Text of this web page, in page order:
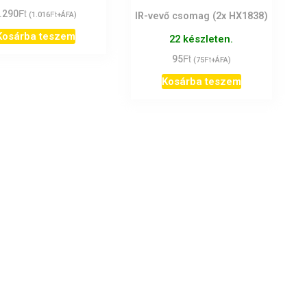
Ft (1.016Ft+ÁFA)
teszem
IR-vevő csomag (2x HX1838)
22 készleten.
95Ft (75Ft+ÁFA)
Kosárba teszem